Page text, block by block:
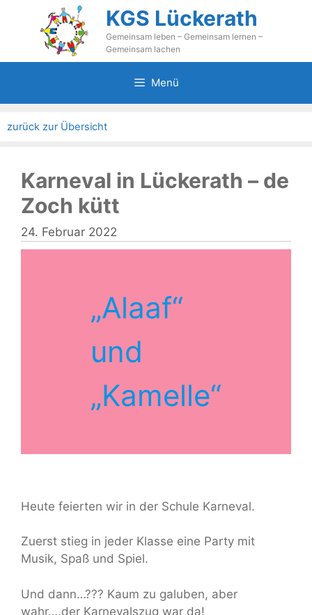
springen
KGS Lückerath
Gemeinsam leben – Gemeinsam lernen –
Gemeinsam lachen
Menü
zurück zur Übersicht
Karneval in Lückerath – de
Zoch kütt
24. Februar 2022
„Alaaf“
und
„Kamelle“
Heute feierten wir in der Schule Karneval.
Zuerst stieg in jeder Klasse eine Party mit
Musik, Spaß und Spiel.
Und dann…??? Kaum zu galuben, aber
wahr….der Karnevalszug war da!